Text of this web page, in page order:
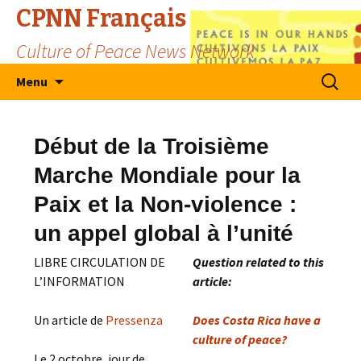
CPNN Français
Culture of Peace News Network
Menu
Search
for:
Début de la Troisième
Marche Mondiale pour la
Paix et la Non-violence :
un appel global à l’unité
LIBRE CIRCULATION DE
L’INFORMATION
Un article de Pressenza
Question related to this
article:
Does Costa Rica have a
culture of peace?